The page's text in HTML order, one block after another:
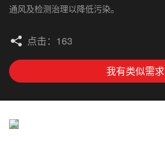
通风及检测治理以降低污染。
点击：163
我有类似需求